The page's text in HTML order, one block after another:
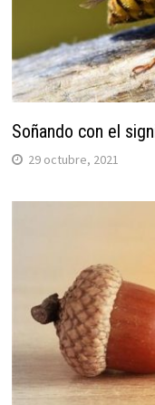
Soñando con el
29 octubre, 2021